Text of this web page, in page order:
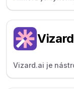
pre začínajúcich
Vizard.ai je
inteligenciou,